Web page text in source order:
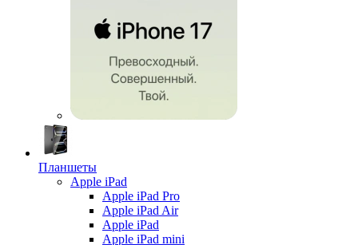
Планшеты
Apple iPad
Apple iPad Pro
Apple iPad Air
Apple iPad
Apple iPad mini